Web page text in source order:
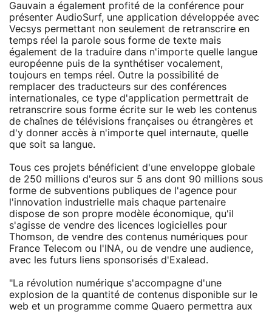
Gauvain a également profité de la conférence pour
présenter AudioSurf, une application développée avec
Vecsys permettant non seulement de retranscrire en
temps réel la parole sous forme de texte mais
également de la traduire dans n'importe quelle langue
européenne puis de la synthétiser vocalement,
toujours en temps réel. Outre la possibilité de
remplacer des traducteurs sur des conférences
internationales, ce type d'application permettrait de
retranscrire sous forme écrite sur le web les contenus
de chaînes de télévisions françaises ou étrangères et
d'y donner accès à n'importe quel internaute, quelle
que soit sa langue.
Tous ces projets bénéficient d'une enveloppe globale
de 250 millions d'euros sur 5 ans dont 90 millions sous
forme de subventions publiques de l'agence pour
l'innovation industrielle mais chaque partenaire
dispose de son propre modèle économique, qu'il
s'agisse de vendre des licences logicielles pour
Thomson, de vendre des contenus numériques pour
France Telecom ou l'INA, ou de vendre une audience,
avec les futurs liens sponsorisés d'Exalead.
"La révolution numérique s'accompagne d'une
explosion de la quantité de contenus disponible sur le
web et un programme comme Quaero permettra aux